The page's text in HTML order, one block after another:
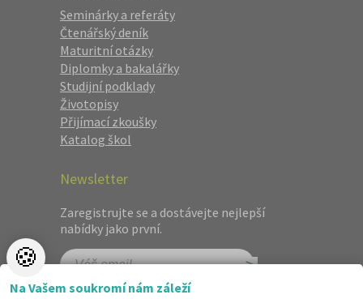
Seminárky a referáty
Čtenářský deník
Maturitní otázky
Diplomky a bakalářky
Studijní podklady
Životopisy
Přijímací zkoušky
Katalog škol
Newsletter
Zaregistrujte se a dostávejte nejlepší
nabídky jako první.
🍪
Na Vašem soukromí nám záleží